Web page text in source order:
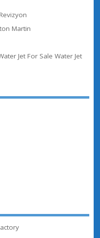
Martin
Jet For Sale Water Jet